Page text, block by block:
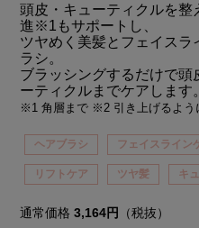
頭皮・キューティクルを整
進※1もサポートし、
ツヤめく美髪とフェイス
ラシ。
ブラッシングするだけで頭
ーティクルまでケアします。
※1 角層まで ※2 引き上げるよう
ヘアブラシ フェイスライン
リフトケア ツヤ髪 キ
通常価格3,164円 （税抜）